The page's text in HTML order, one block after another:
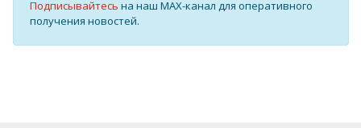
Подписывайтесь на наш MAX-канал для оперативного
получения новостей.